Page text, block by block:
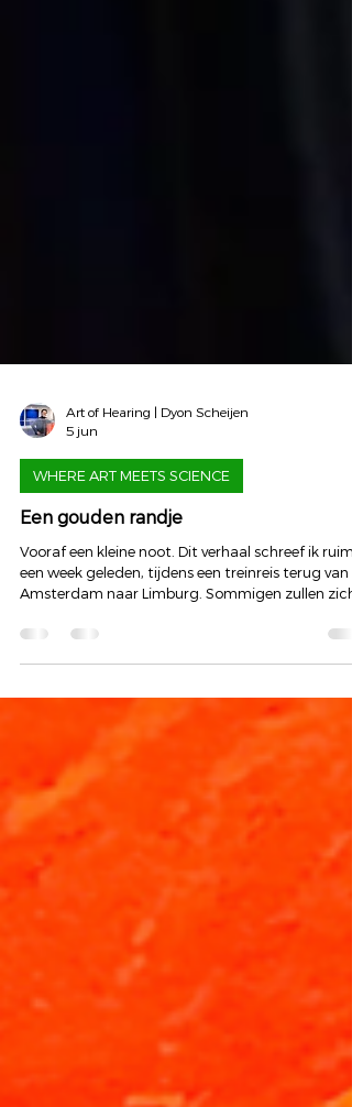
5 jun
WHERE ART MEETS SCIENCE
Een gouden randje
Vooraf een kleine noot. Dit verhaal schreef ik ruim
Amsterdam naar Limburg. Sommigen zullen zich
belangrijke rol in dit verhaal en was de
inspiratiebron voor deze woorden. Daarom heb ik
haar het stuk eerst laten lezen voordat ik het
publiceerde. Niet omdat er iets verborgen moet
blijven of omdat er iets is om je voor te schamen.